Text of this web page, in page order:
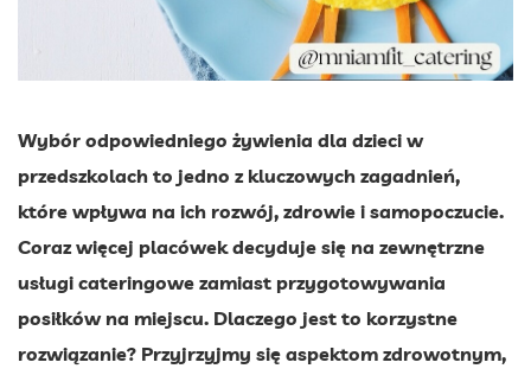
Wybór odpowiedniego żywienia dla dzieci w
przedszkolach to jedno z kluczowych zagadnień,
które wpływa na ich rozwój, zdrowie i samopoczucie.
Coraz więcej placówek decyduje się na zewnętrzne
usługi cateringowe zamiast przygotowywania
posiłków na miejscu. Dlaczego jest to korzystne
rozwiązanie? Przyjrzyjmy się aspektom zdrowotnym,